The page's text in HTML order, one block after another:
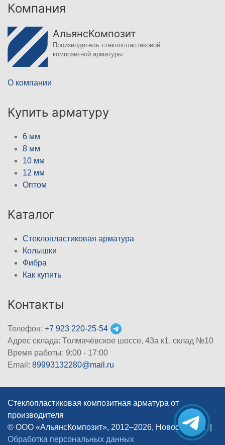
Компания
АльянсКомпозит
Производитель стеклопластиковой
композитной арматуры
О компании
Купить арматуру
6 мм
8 мм
10 мм
12 мм
Оптом
Каталог
Стеклопластиковая арматура
Колышки
Фибра
Как купить
Контакты
Телефон: +7 923 220-25-54
Адрес склада: Толмачёвское шоссе, 43а к1, склад №10
Время работы: 9:00 - 17:00
Email: 89993132280@mail.ru
Стеклопластиковая композитная арматура от
производителя
© ООО «АльянсКомпозит», 2012–2026, Новосибирск
Обработка персональных данных